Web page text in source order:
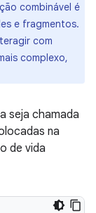
combinável é
e fragmentos.
com
complexo,
seja chamada
na
de vida